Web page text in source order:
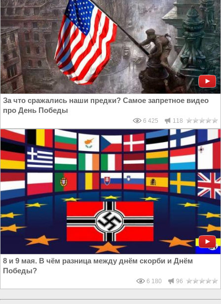
За что сражались наши предки? Самое запретное видео
про День Победы
6 425 118
8 и 9 мая. В чём разница между днём скорби и Днём
Победы?
6 180 96